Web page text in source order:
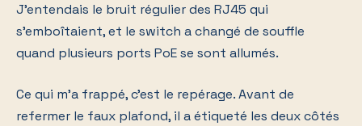
J'entendais le bruit régulier des RJ45 qui
s'emboîtaient, et le switch a changé de souffle
quand plusieurs ports PoE se sont allumés.
Ce qui m'a frappé, c'est le repérage. Avant de
refermer le faux plafond, il a étiqueté les deux côtés